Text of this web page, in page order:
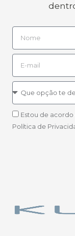
Estou de
Política de